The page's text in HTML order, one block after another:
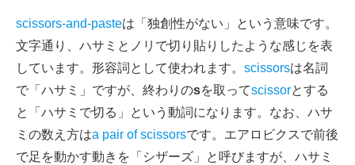
scissors-and-pasteは「独創性がない」という意味です。
文字通り、ハサミとノリで切り貼りしたような感じを表
しています。形容詞として使われます。 scissorsは名詞
で「ハサミ」ですが、終わりのsを取ってscissorとする
と「ハサミで切る」という動詞になります。なお、ハサ
ミの数え方はa pair of scissorsです。エアロビクスで前後
で足を動かす動きを「シザーズ」と呼びますが、ハサミ